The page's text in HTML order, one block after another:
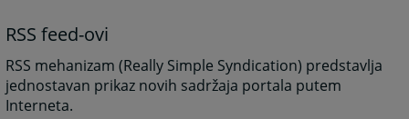
RSS feed-ovi
RSS mehanizam (Really Simple Syndication) predstavlja
jednostavan prikaz novih sadržaja portala putem
Interneta.